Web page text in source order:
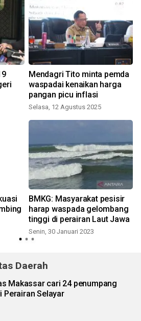
Mendagri Tito minta pemda
waspadai kenaikan harga
pangan picu inflasi
Selasa, 12 Agustus 2025
BMKG: Masyarakat pesisir
harap waspada gelombang
tinggi di perairan Laut Jawa
Senin, 30 Januari 2023
Daerah
Makassar cari 24 penumpang
Perairan Selayar